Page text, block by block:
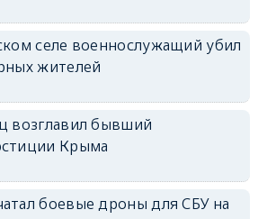
селе военнослужащий убил
жителей
возглавил бывший
Крыма
боевые дроны для СБУ на